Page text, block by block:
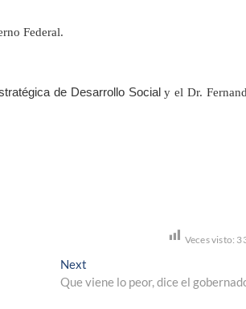
Federal.
de Desarrollo Social y el Dr.
Veces visto:
Next
post:
Que viene lo peor, dice el